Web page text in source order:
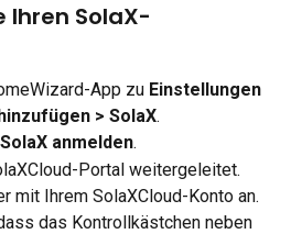
Ihren SolaX-
App zu Einstellungen
> SolaX.
anmelden.
Portal weitergeleitet.
mit Ihrem SolaXCloud-Konto an.
das Kontrollkästchen neben